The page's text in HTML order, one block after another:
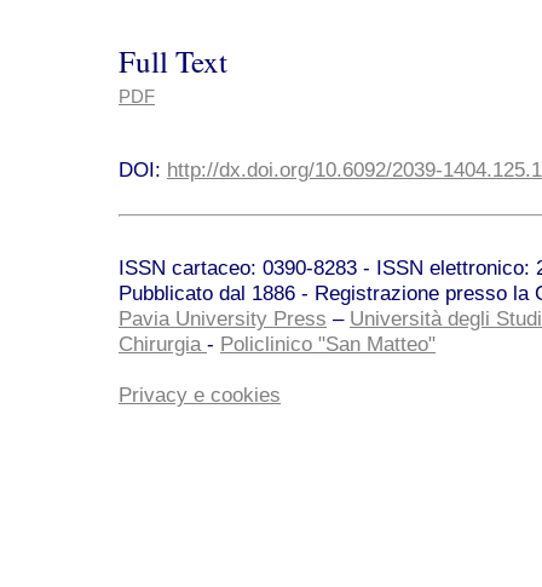
Full Text
PDF
DOI: http://dx.doi.org/10.6092/2039-
ISSN cartaceo: 0390-8283 - ISSN
Pubblicato dal 1886 - Registrazione presso la
Pavia University Press – Università degli
Chirurgia - Policlinico "San Matteo"
Privacy e cookies